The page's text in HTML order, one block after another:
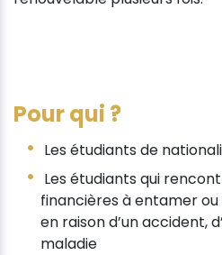
Pour qui ?
Les étudiants de
Les étudiants qui
financières à entamer
en raison d’un accident,
maladie